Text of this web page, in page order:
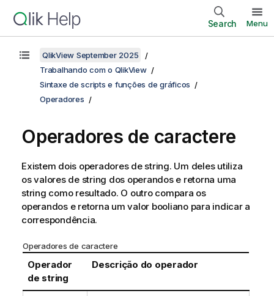
Search Menu
QlikView September 2025
Trabalhando com o QlikView
Sintaxe de scripts e funções de gráficos
Operadores
Operadores de caractere
Existem dois operadores de string. Um deles utiliza
os valores de string dos operandos e retorna uma
string como resultado. O outro compara os
operandos e retorna um valor booliano para indicar a
correspondência.
Operadores de caractere
Operador
de string
Descrição do operador